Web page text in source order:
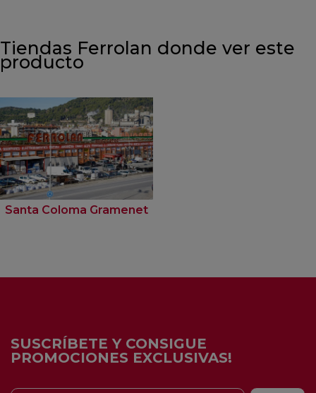
Tiendas Ferrolan donde ver este
producto
Santa Coloma Gramenet
SUSCRÍBETE Y CONSIGUE
PROMOCIONES EXCLUSIVAS!